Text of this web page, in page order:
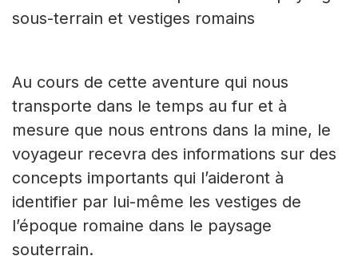
sous-terrain et vestiges romains
Au cours de cette aventure qui nous
transporte dans le temps au fur et à
mesure que nous entrons dans la mine, le
voyageur recevra des informations sur des
concepts importants qui l’aideront à
identifier par lui-même les vestiges de
l’époque romaine dans le paysage
souterrain.